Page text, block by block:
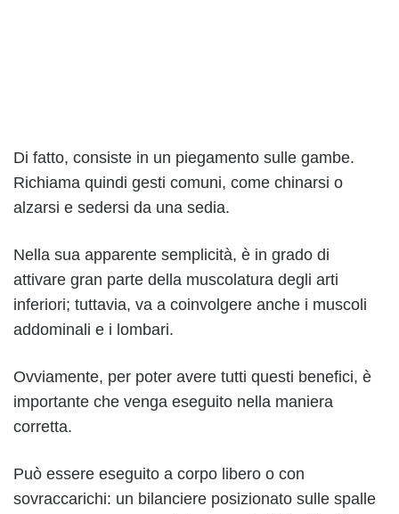
Di fatto, consiste in un piegamento sulle gambe.
Richiama quindi gesti comuni, come chinarsi o
alzarsi e sedersi da una sedia.
Nella sua apparente semplicità, è in grado di
attivare gran parte della muscolatura degli arti
inferiori; tuttavia, va a coinvolgere anche i muscoli
addominali e i lombari.
Ovviamente, per poter avere tutti questi benefici, è
importante che venga eseguito nella maniera
corretta.
Può essere eseguito a corpo libero o con
sovraccarichi: un bilanciere posizionato sulle spalle